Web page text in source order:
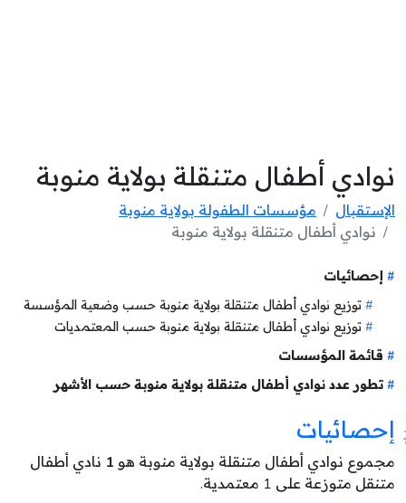
نوادي أطفال متنقلة بولاية منوبة
الإستقبال
مؤسسات الطفولة بولاية منوبة
نوادي أطفال متنقلة بولاية منوبة
إحصائيات
توزيع نوادي أطفال متنقلة بولاية منوبة حسب وضعية المؤسسة
توزيع نوادي أطفال متنقلة بولاية منوبة حسب المعتمديات
قائمة المؤسسات
تطور عدد نوادي أطفال متنقلة بولاية منوبة حسب الأشهر
إحصائيات
مجموع نوادي أطفال متنقلة بولاية منوبة هو 1 نادي أطفال
متنقل متوزعة على 1 معتمدية.